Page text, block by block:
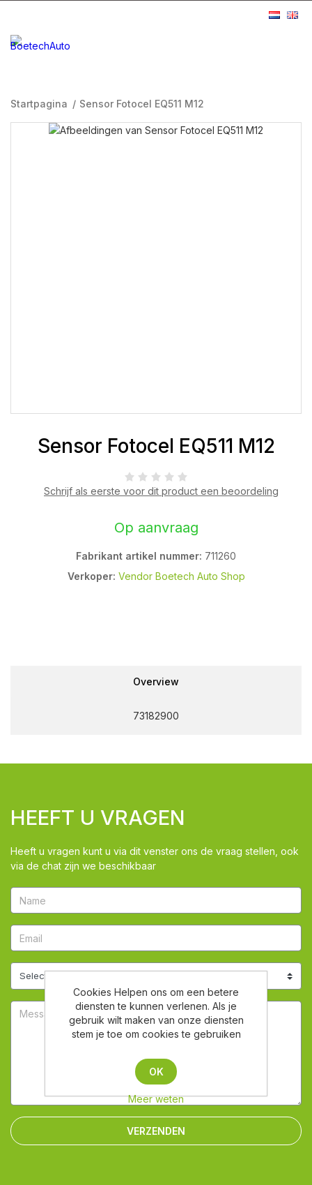
Startpagina / Sensor Fotocel EQ511 M12
Sensor Fotocel EQ511 M12
Schrijf als eerste voor dit product een beoordeling
Op aanvraag
Fabrikant artikel nummer: 711260
Verkoper: Vendor Boetech Auto Shop
Overview
73182900
HEEFT U VRAGEN
Heeft u vragen kunt u via dit venster ons de vraag stellen, ook
via de chat zijn we beschikbaar
VERZENDEN
Cookies Helpen ons om een betere
diensten te kunnen verlenen. Als je
gebruik wilt maken van onze diensten
stem je toe om cookies te gebruiken
OK
Meer weten